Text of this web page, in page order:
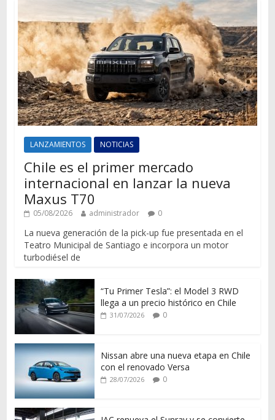
LANZAMIENTOS NOTICIAS
Chile es el primer mercado
internacional en lanzar la nueva
Maxus T70
05/08/2026 administrador 0
La nueva generación de la pick-up fue presentada en el
Teatro Municipal de Santiago e incorpora un motor
turbodiésel de
“Tu Primer Tesla”: el Model 3 RWD
llega a un precio histórico en Chile
31/07/2026 0
Nissan abre una nueva etapa en Chile
con el renovado Versa
28/07/2026 0